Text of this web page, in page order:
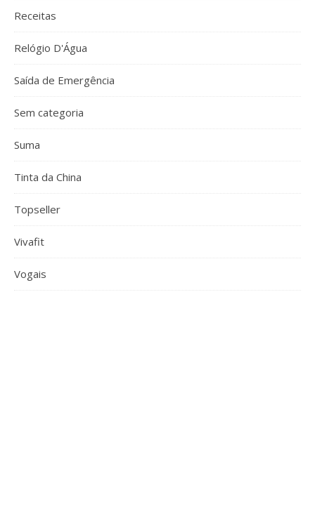
Receitas
Relógio D'Água
Saída de Emergência
Sem categoria
Suma
Tinta da China
Topseller
Vivafit
Vogais